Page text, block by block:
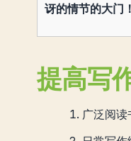
讶的情节的大门！
提高写
广泛阅